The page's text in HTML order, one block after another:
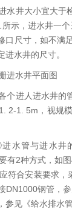
水井大小宜大于
所示，进水井一
口尺寸，如不满
进水井的尺寸。
进水井平面图
个进人进水井的
2-1. 5m，视规
水管与进水井
有2种方式，如
符合安装要求
DN1000钢管，
参见《给水排水